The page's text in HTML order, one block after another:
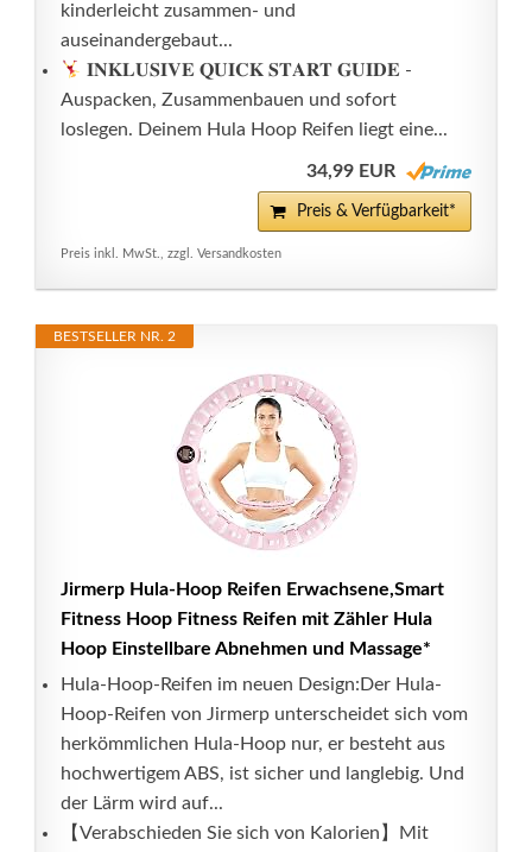
kinderleicht zusammen- und
auseinandergebaut...
𝐈𝐍𝐊𝐋𝐔𝐒𝐈𝐕𝐄 𝐐𝐔𝐈𝐂𝐊 𝐒𝐓𝐀𝐑𝐓 𝐆𝐔𝐈𝐃𝐄 -
Auspacken, Zusammenbauen und sofort
loslegen. Deinem Hula Hoop Reifen liegt eine...
34,99 EUR
Preis & Verfügbarkeit*
Preis inkl. MwSt., zzgl. Versandkosten
BESTSELLER NR. 2
Jirmerp Hula-Hoop Reifen Erwachsene,Smart
Fitness Hoop Fitness Reifen mit Zähler Hula
Hoop Einstellbare Abnehmen und Massage*
Hula-Hoop-Reifen im neuen Design:Der Hula-
Hoop-Reifen von Jirmerp unterscheidet sich vom
herkömmlichen Hula-Hoop nur, er besteht aus
hochwertigem ABS, ist sicher und langlebig. Und
der Lärm wird auf...
【Verabschieden Sie sich von Kalorien】Mit